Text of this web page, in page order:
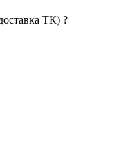
ТК) ?